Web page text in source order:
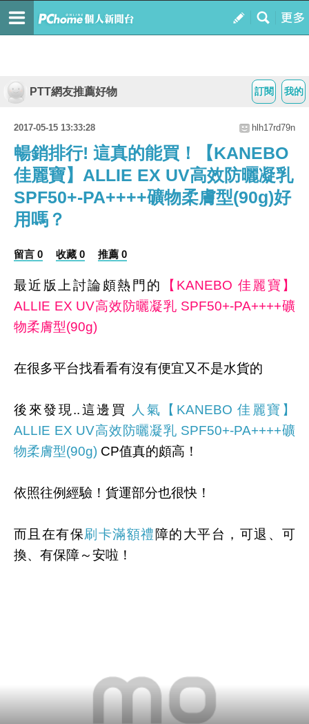
我的
訂閱
PTT網友推薦好物
2017-05-15 13:33:28 hlh17rd79n
暢銷排行! 這真的能買！【KANEBO
佳麗寶】ALLIE EX UV高效防曬凝乳
SPF50+-PA++++礦物柔膚型(90g)好
用嗎？
留言 0 收藏 0 推薦 0
最近版上討論頗熱門的
【KANEBO 佳麗寶】
ALLIE EX UV高效防曬凝乳 SPF50+-PA++++礦
物柔膚型(90g)
在很多平台找看看有沒有便宜又不是水貨的
後來發現..這邊買 人氣
【KANEBO 佳麗寶】
ALLIE EX UV高效防曬凝乳 SPF50+-PA++++礦
物柔膚型(90g) CP值真的頗高！
依照往例經驗！貨運部分也很快！
而且在有保刷卡滿額禮 障的大平台，可退、可
換、有保障～安啦！